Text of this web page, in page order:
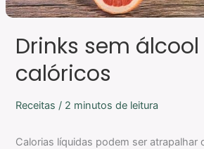
Drinks sem
calóricos
Receitas / 2 minutos de leitura
Calorias líquidas podem ser atrapalhar